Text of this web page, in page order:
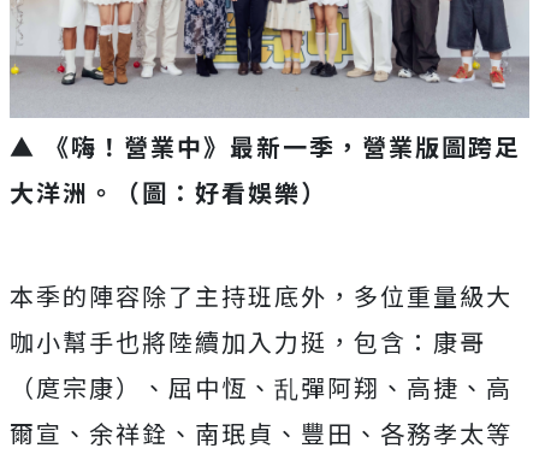
▲ 《嗨！營業中》最新一季，營業版圖跨足
大洋洲。
（圖：好看娛樂）
本季的陣容除了主持班底外，多位重量級大
咖小幫手也將陸續加入力挺，包含：康哥
（庹宗康）、屈中恆、乱彈阿翔、高捷、高
爾宣、余祥銓、南珉貞、豐田、各務孝太等